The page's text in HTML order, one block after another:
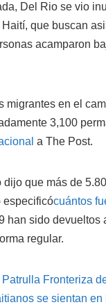
Del Rio se vio
que buscan
acamparon
migrantes en el
3,100
a The Post.
dijo que más de
especificócuántos
han sido
regular.